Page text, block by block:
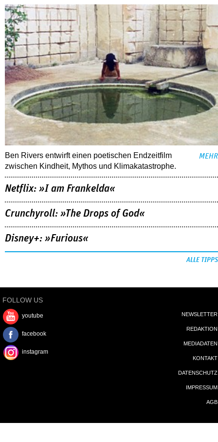
Ben Rivers entwirft einen poetischen Endzeitfilm
zwischen Kindheit, Mythos und Klimakatastrophe.
MEHR
Netflix: »I am Frankelda«
Crunchyroll: »The Drops of God«
Disney+: »Furious«
ALLE TIPPS
FOLLOW US
youtube
facebook
instagram
NEWSLETTER
REDAKTION
MEDIADATEN
KONTAKT
DATENSCHUTZ
IMPRESSUM
AGB